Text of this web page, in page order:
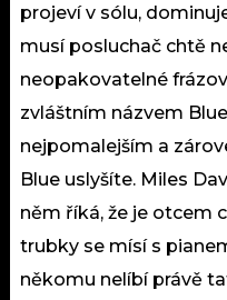
projeví v sólu,
musí posluchač chtě
neopakovatelné
zvláštním názvem
nejpomalejším a
Blue uslyšíte. Miles
něm říká, že je otcem
trubky se mísí s
někomu nelíbí právě